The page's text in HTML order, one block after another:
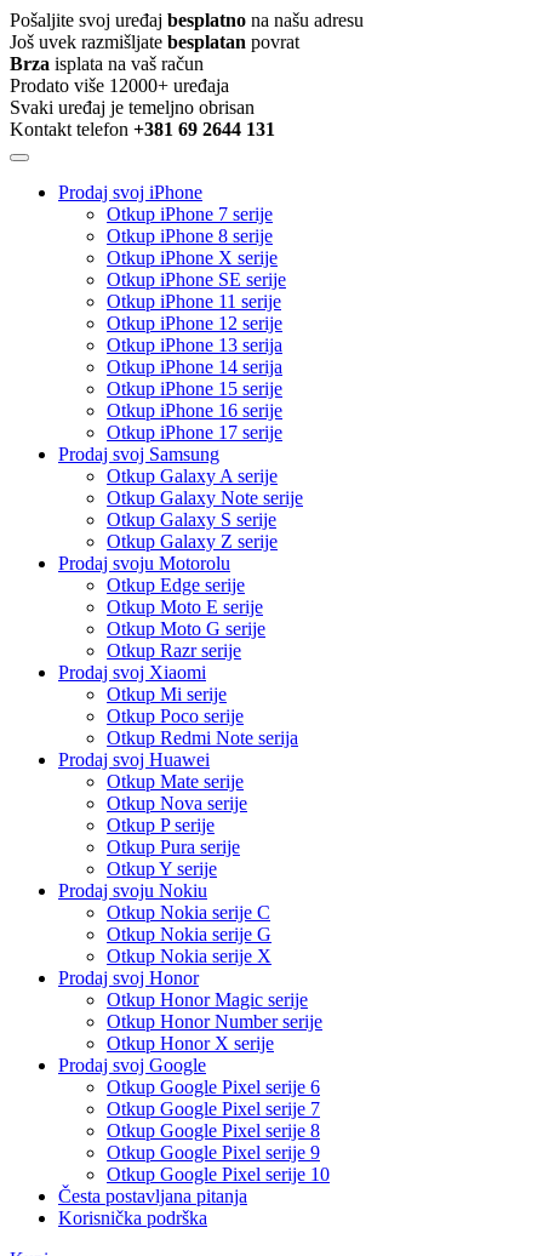
Pošaljite svoj uređaj besplatno na našu adresu
Još uvek razmišljate besplatan povrat
Brza isplata na vaš račun
Prodato više 12000+ uređaja
Svaki uređaj je temeljno obrisan
Kontakt telefon +381 69 2644 131
Prodaj svoj iPhone
Otkup iPhone 7 serije
Otkup iPhone 8 serije
Otkup iPhone X serije
Otkup iPhone SE serije
Otkup iPhone 11 serije
Otkup iPhone 12 serije
Otkup iPhone 13 serija
Otkup iPhone 14 serija
Otkup iPhone 15 serije
Otkup iPhone 16 serije
Otkup iPhone 17 serije
Prodaj svoj Samsung
Otkup Galaxy A serije
Otkup Galaxy Note serije
Otkup Galaxy S serije
Otkup Galaxy Z serije
Prodaj svoju Motorolu
Otkup Edge serije
Otkup Moto E serije
Otkup Moto G serije
Otkup Razr serije
Prodaj svoj Xiaomi
Otkup Mi serije
Otkup Poco serije
Otkup Redmi Note serija
Prodaj svoj Huawei
Otkup Mate serije
Otkup Nova serije
Otkup P serije
Otkup Pura serije
Otkup Y serije
Prodaj svoju Nokiu
Otkup Nokia serije C
Otkup Nokia serije G
Otkup Nokia serije X
Prodaj svoj Honor
Otkup Honor Magic serije
Otkup Honor Number serije
Otkup Honor X serije
Prodaj svoj Google
Otkup Google Pixel serije 6
Otkup Google Pixel serije 7
Otkup Google Pixel serije 8
Otkup Google Pixel serije 9
Otkup Google Pixel serije 10
Česta postavljana pitanja
Korisnička podrška